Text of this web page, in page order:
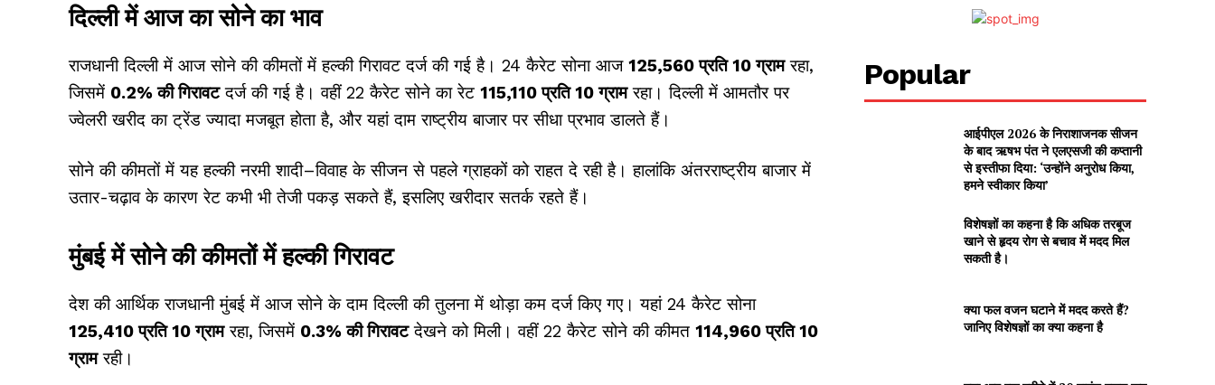
दिल्ली में आज का सोने का भाव
राजधानी दिल्ली में आज सोने की कीमतों में हल्की गिरावट दर्ज की गई है। 24 कैरेट सोना आज ₹125,560 प्रति 10 ग्रामरहा,
जिसमें 0.2% की गिरावटदर्ज की गई है। वहीं 22 कैरेट सोने का रेट ₹115,110 प्रति 10 ग्रामरहा। दिल्ली में आमतौर पर
ज्वेलरी खरीद का ट्रेंड ज्यादा मजबूत होता है, और यहां दाम राष्ट्रीय बाजार पर सीधा प्रभाव डालते हैं।
सोने की कीमतों में यह हल्की नरमी शादी–विवाह के सीजन से पहले ग्राहकों को राहत दे रही है। हालांकि अंतरराष्ट्रीय बाजार में
उतार-चढ़ाव के कारण रेट कभी भी तेजी पकड़ सकते हैं, इसलिए खरीदार सतर्क रहते हैं।
मुंबई में सोने की कीमतों में हल्की गिरावट
देश की आर्थिक राजधानी मुंबई में आज सोने के दाम दिल्ली की तुलना में थोड़ा कम दर्ज किए गए। यहां 24 कैरेट सोना
₹125,410 प्रति 10 ग्रामरहा, जिसमें 0.3% की गिरावटदेखने को मिली। वहीं 22 कैरेट सोने की कीमत ₹114,960 प्रति 10
ग्रामरही।
Popular
आईपीएल 2026 के निराशाजनक सीजन
के बाद ऋषभ पंत ने एलएसजी की कप्तानी
से इस्तीफा दिया: ‘उन्होंने अनुरोध किया,
हमने स्वीकार किया’
विशेषज्ञों का कहना है कि अधिक तरबूज
खाने से हृदय रोग से बचाव में मदद मिल
सकती है।
क्या फल वजन घटाने में मदद करते हैं?
जानिए विशेषज्ञों का क्या कहना है